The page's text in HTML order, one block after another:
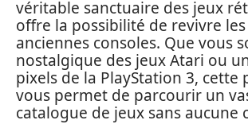
véritable sanctuaire des jeux
offre la possibilité de revivre
anciennes consoles. Que vous
nostalgique des jeux Atari ou
pixels de la PlayStation 3, cette
vous permet de parcourir un
catalogue de jeux sans aucune